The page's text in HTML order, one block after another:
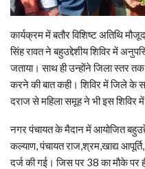
कार्यक्रम में बतौर विशिष्ट अतिथि
सिंह रावत ने बहुउद्देशीय शिविर में
जताया। साथ ही उन्होंने जिला स्तर
करने की बात कही। शिविर में जिले के
दराज से महिला समूह ने भी इस शिविर
नगर पंचायत के मैदान में आयोजित
कल्याण, पंचायत राज,श्रम,खाद्य
दर्ज की गई। जिस पर 38 का मौके पर